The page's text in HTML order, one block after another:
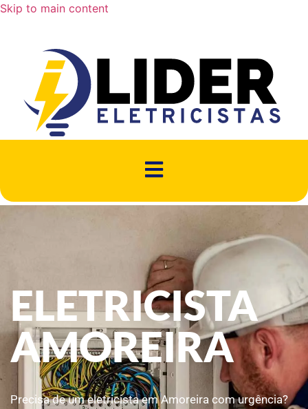
Skip to main content
ELETRICISTA
AMOREIRA
Precisa de um eletricista em Amoreira com urgência?